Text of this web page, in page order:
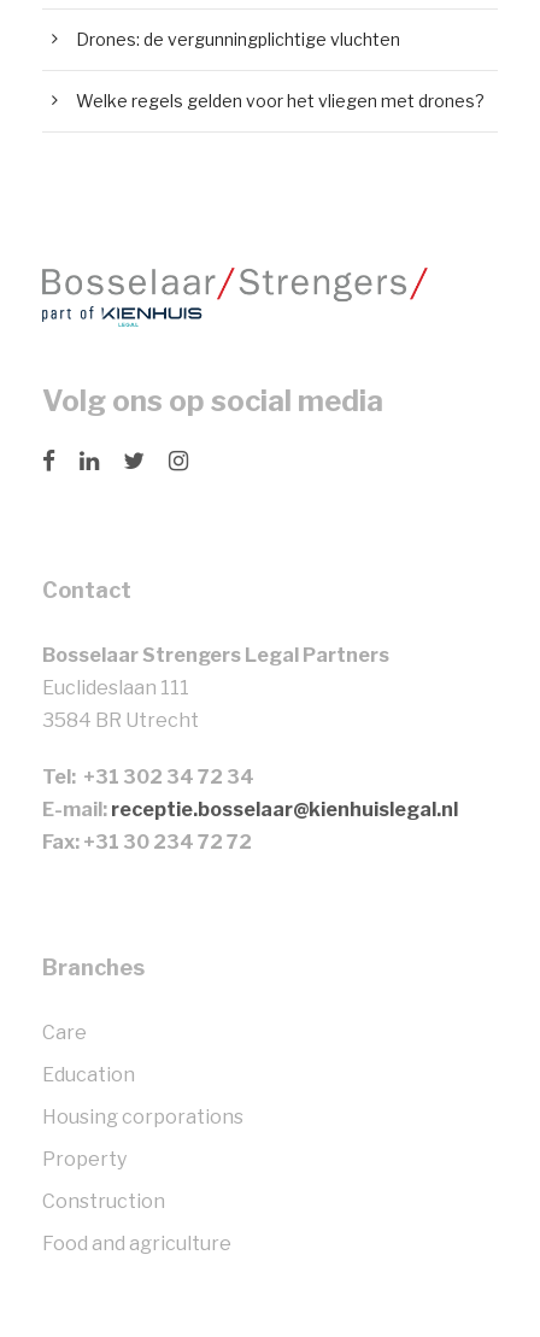
Drones: de vergunningplichtige vluchten
Welke regels gelden voor het vliegen met drones?
Volg ons op social media
Contact
Bosselaar Strengers Legal Partners
Euclideslaan 111
3584 BR Utrecht
Tel: +31 302 34 72 34
E-mail: receptie.bosselaar@kienhuislegal.nl
Fax: +31 30 234 72 72
Branches
Care
Education
Housing corporations
Property
Construction
Food and agriculture